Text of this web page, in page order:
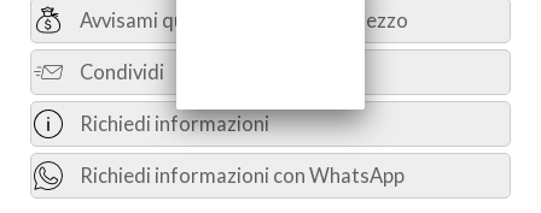
Avvisami quando diminuisce il prezzo
Condividi
Richiedi informazioni
Richiedi informazioni con WhatsApp